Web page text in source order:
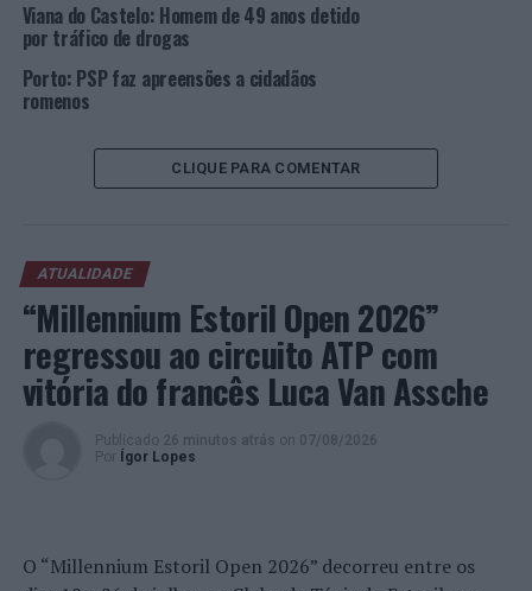
A Polícia de Segurança Pública colabora, ativa e
diariamente, nos esforços de paz no contexto
internacional.
TÓPICOS RELACIONADOS:
DESTAQUE
PRÓXIMO
Gondomar: Duas detenções pelo crime de contrafação
Festival Lx Aquila no EVOA – Evento Gratuito para toda a
família
Viana do Castelo: Homem de 49 anos detido
por tráfico de drogas
Porto: PSP faz apreensões a cidadãos
romenos
CLIQUE PARA COMENTAR
ATUALIDADE
“Millennium Estoril Open 2026”
regressou ao circuito ATP com
vitória do francês Luca Van Assche
Publicado 26 minutos atrás on 07/08/2026
Por
Ígor Lopes
O “Millennium Estoril Open 2026” decorreu entre os